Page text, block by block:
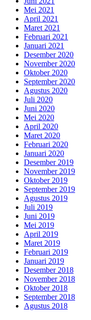
Mei 2021
April 2021
Maret 2021
Februari 2021
Januari 2021
Desember 2020
November 2020
Oktober 2020
September 2020
Agustus 2020
Juli 2020
Juni 2020
Mei 2020
April 2020
Maret 2020
Februari 2020
Januari 2020
Desember 2019
November 2019
Oktober 2019
September 2019
Agustus 2019
Juli 2019
Juni 2019
Mei 2019
April 2019
Maret 2019
Februari 2019
Januari 2019
Desember 2018
November 2018
Oktober 2018
September 2018
Agustus 2018